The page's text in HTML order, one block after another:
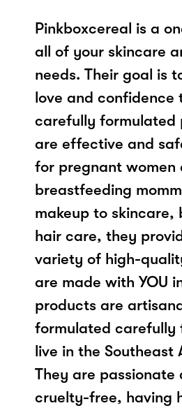
Pinkboxcereal is a
all of your skincare
needs. Their goal is
love and confidence
carefully formulated
are effective and
for pregnant women
breastfeeding
makeup to skincare,
hair care, they
variety of high-
are made with YOU
products are
formulated carefully
live in the Southeast
They are passionate
cruelty-free, having